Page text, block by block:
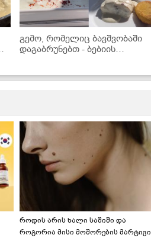
გემო, რომელიც ბავშვობაში
დაგაბრუნებთ - ბებიის
როდის არის ხალი საშიში და
როგორია მისი მოშორების მარტივი